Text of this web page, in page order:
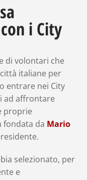
i City
di volontari che
italiane per
entrare nei City
ad affrontare
proprie
fondata da Mario
selezionato, per
e